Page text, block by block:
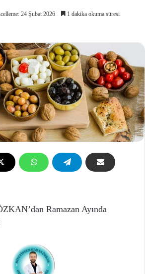
24 Şubat 2026 1 dakika okuma süresi
Ramazan Ayında